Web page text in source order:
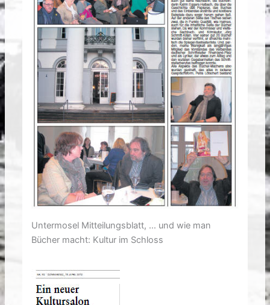
Untermosel Mitteilungsblatt, … und wie man
Bücher macht: Kultur im Schloss